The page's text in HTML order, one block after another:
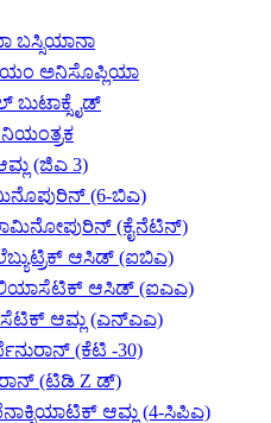
ಬಸ್ಸಿಯಾನಾ
ಅನಿಸೊಪ್ಲಿಯಾ
ಬುಟಾಕ್ಸೈಡ್
(ಜಿಎ 3)
(6-ಬಿಎ)
(ಕೈನೆಟಿನ್)
ಆಸಿಡ್ (ಐಬಿಎ)
ಆಸಿಡ್ (ಐಎಎ)
ಆಮ್ಲ (ಎನ್‌ಎಎ)
(ಕೆಟಿ -30)
(ಟಿಡಿ Z ಡ್)
ಆಮ್ಲ (4-ಸಿಪಿಎ)